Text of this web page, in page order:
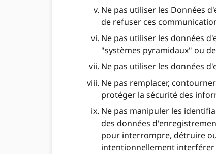
Ne pas utiliser les Données
de refuser ces
Ne pas utiliser les données
"systèmes pyramidaux" ou
Ne pas utiliser les données
Ne pas remplacer,
protéger la sécurité des
Ne pas manipuler les
des données
pour interrompre, détruire
intentionnellement interférer